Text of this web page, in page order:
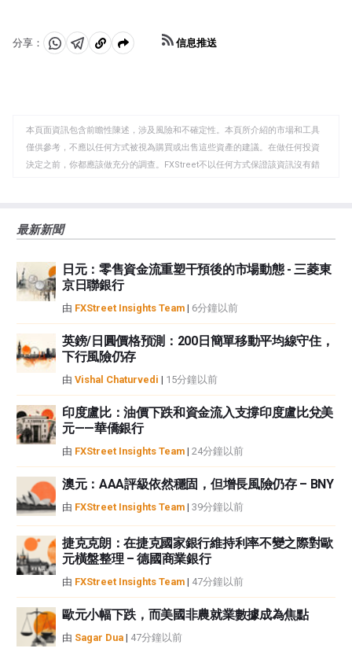
分享：
分 分 複
板
信息推送
本頁面資訊包含前瞻性陳述，涉及風險和不確定性。本頁所介紹的市場和工具
僅供參考，不應以任何方式被視為購買或出售這些資產的建議。在做任何投資
決定之前，你都應該做充分的調查。FXStreet不以任何方式保證該資訊沒有錯
觀點，並不代表FXStreet或其廣告商的官方政策或立場。作者不對本頁連結的
如果文章正文中沒有明確提到，在撰寫本文時，作者在本文中提到的任何股票
中都沒有頭寸，也沒有與文中提到的任何公司有業務關係。除了FXStreet，作
者沒有收到撰寫這篇文章的報酬。
性不作任何陳述。FXStreet和作者將不承擔任何錯誤，遺漏或任何損失，傷害
或損害由此資訊及其顯示或使用引起的。錯誤和遺漏除外。本文作者和
FXStreet並非註冊投資顧問，本文內容無意提供任何投資建議。
最新新聞
日元：零售資金流重塑干預後的市場動態 - 三菱東
京日聯銀行
由 FXStreet Insights Team | 6分鐘以前
英鎊/日圓價格預測：200日簡單移動平均線守住，
下行風險仍存
由 Vishal Chaturvedi | 15分鐘以前
印度盧比：油價下跌和資金流入支撐印度盧比兌美
元——華僑銀行
由 FXStreet Insights Team | 24分鐘以前
澳元：AAA評級依然穩固，但增長風險仍存 – BNY
由 FXStreet Insights Team | 39分鐘以前
捷克克朗：在捷克國家銀行維持利率不變之際對歐
元橫盤整理 – 德國商業銀行
由 FXStreet Insights Team | 47分鐘以前
歐元小幅下跌，而美國非農就業數據成為焦點
由 Sagar Dua | 47分鐘以前